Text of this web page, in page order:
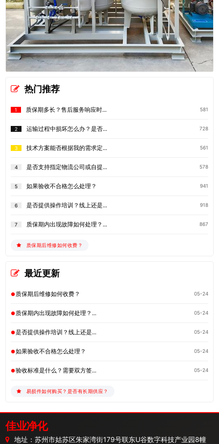
热门推荐
1 质保期多长？售后服务响应时... 581
2 运输过程中损坏怎么办？是否... 728
3 技术方案能否根据我的需求定... 561
4 是否支持指定物流公司或自提... 578
5 如果验收不合格怎么处理？ 941
6 是否提供操作培训？线上还是... 918
7 质保期内出现故障如何处理？... 867
质保期后维修如何收费？
最近更新
质保期后维修如何收费？ 05-24
质保期内出现故障如何处理？... 05-24
是否提供操作培训？线上还是... 05-24
如果验收不合格怎么处理？ 05-24
验收标准是什么？需要双方签... 05-24
易损件如何购买？是否有长期供应？
佳业净化
地址：苏州市姑苏区朱家湾街179号联东U谷数字科技产业园8幢